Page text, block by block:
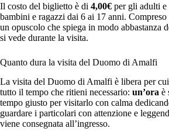
Il costo del biglietto è di 4,00€ per gli adulti e
bambini e ragazzi dai 6 ai 17 anni. Compreso
un opuscolo che spiega in modo abbastanza
si vede durante la visita.
Quanto dura la visita del Duomo di Amalfi
La visita del Duomo di Amalfi è libera per
tutto il tempo che ritieni necessario: un’ora è
tempo giusto per visitarlo con calma
guardare i particolari con attenzione e
viene consegnata all’ingresso.